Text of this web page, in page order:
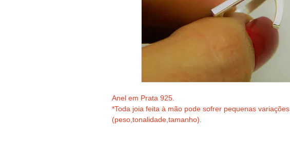
Anel em Prata 925.
*Toda joia feita à mão pode sofrer pequenas variações
(peso,tonalidade,tamanho).